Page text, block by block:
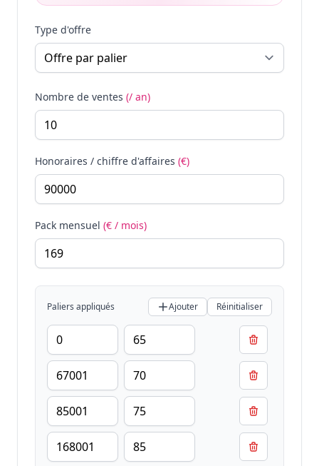
Type d'offre
Nombre de ventes (/ an)
Honoraires / chiffre d'affaires (€)
Pack mensuel (€ / mois)
Paliers appliqués Ajouter Réinitialiser